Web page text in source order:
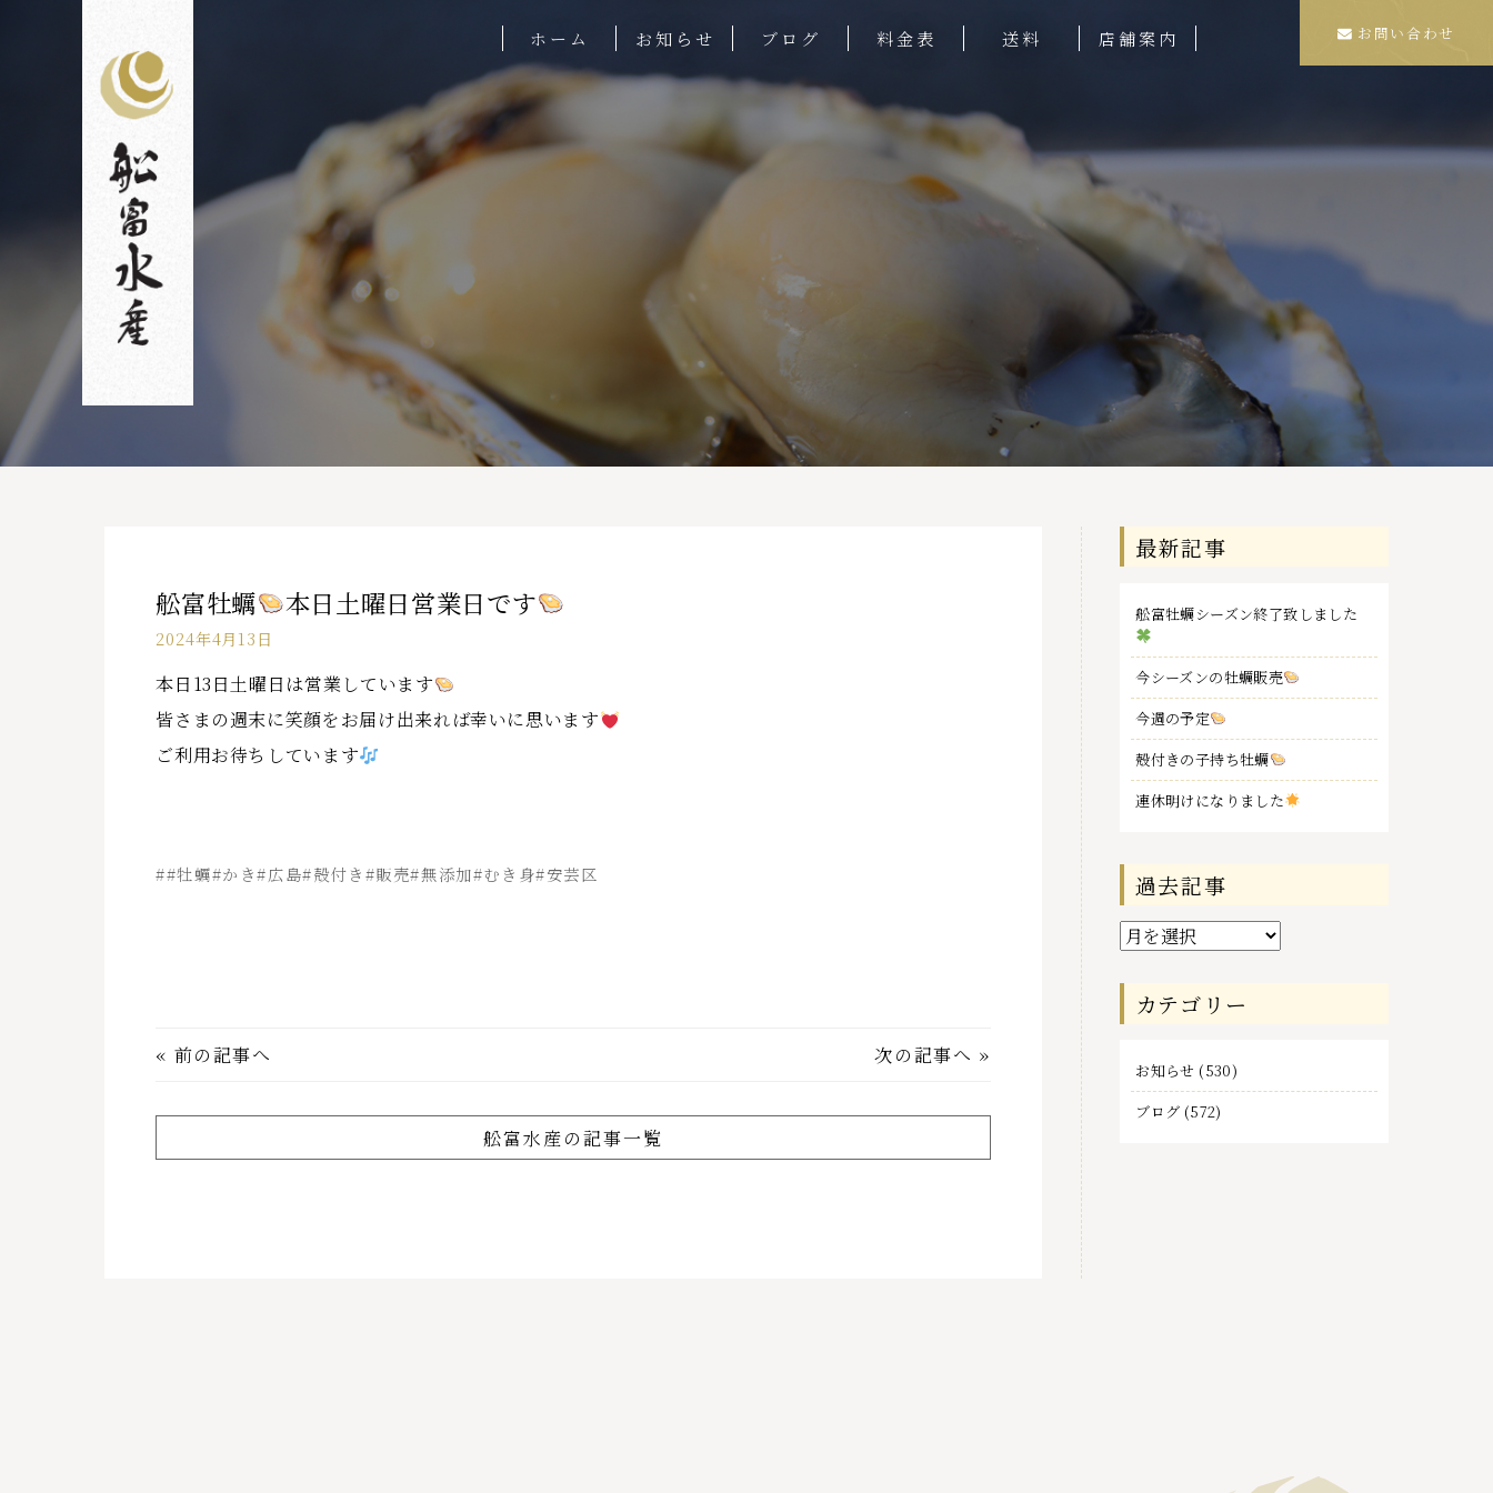
ホーム お知らせ ブログ 料金表 送料 店舗案内 お問い合わせ
舩富牡蠣 本日土曜日営業日です
2024年4月13日
本日13日土曜日は営業しています
皆さまの週末に笑顔をお届け出来れば幸いに思います
ご利用お待ちしています
##牡蠣#かき#広島#殻付き#販売#無添加#むき身#安芸区
« 前の記事へ 次の記事へ »
舩富水産の記事一覧
最新記事
舩富牡蠣シーズン終了致しました
今シーズンの牡蠣販売
今週の予定
殻付きの子持ち牡蠣
連休明けになりました
過去記事
過
去
記
事カテゴリー
お知らせ (530)
ブログ (572)